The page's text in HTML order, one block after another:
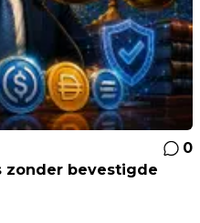
0
zonder bevestigde